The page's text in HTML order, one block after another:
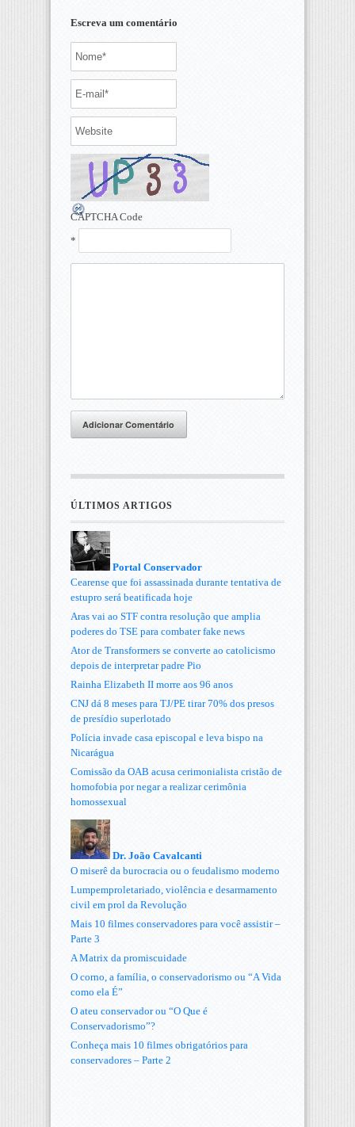
Escreva um comentário
CAPTCHA Code
*
Adicionar Comentário
ÚLTIMOS ARTIGOS
Portal Conservador
Cearense que foi assassinada durante tentativa de
estupro será beatificada hoje
Aras vai ao STF contra resolução que amplia
poderes do TSE para combater fake news
Ator de Transformers se converte ao catolicismo
depois de interpretar padre Pio
Rainha Elizabeth II morre aos 96 anos
CNJ dá 8 meses para TJ/PE tirar 70% dos presos
de presídio superlotado
Polícia invade casa episcopal e leva bispo na
Nicarágua
Comissão da OAB acusa cerimonialista cristão de
homofobia por negar a realizar cerimônia
homossexual
Dr. João Cavalcanti
O miserê da burocracia ou o feudalismo moderno
Lumpemproletariado, violência e desarmamento
civil em prol da Revolução
Mais 10 filmes conservadores para você assistir –
Parte 3
A Matrix da promiscuidade
O corno, a família, o conservadorismo ou “A Vida
como ela É”
O ateu conservador ou “O Que é
Conservadorismo”?
Conheça mais 10 filmes obrigatórios para
conservadores – Parte 2